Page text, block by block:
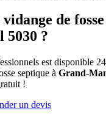
de
5030 ?
est disponible
septique à Grand-
!
un devis